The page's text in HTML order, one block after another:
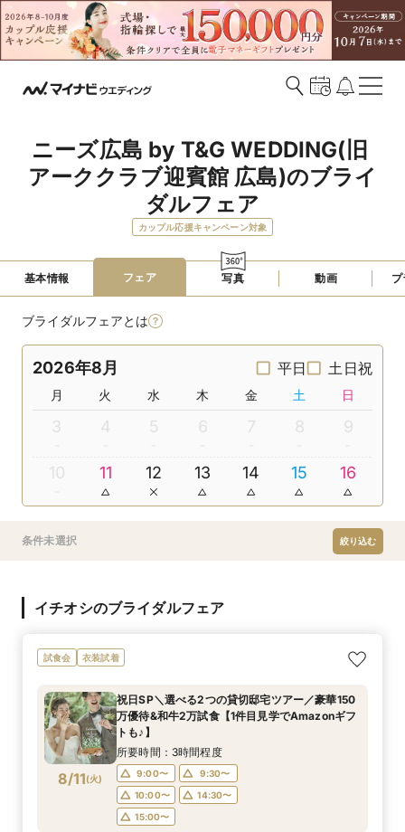
ニーズ広島 by T&G WEDDING(旧
アーククラブ迎賓館 広島)のブライ
ダルフェア
カップル応援キャンペーン対象
基本情報 フェア 写真 動画
ブライダルフェアとは
2026年8月 平日 土日祝
月 火 水 木 金 土 日
3 4 5 6 7 8 9
10 11 12 13 14 15 16
条件未選択 絞り込む
イチオシのブライダルフェア
試食会 衣装試着
8/11(火)
祝日SP＼選べる2つの貸切邸宅ツアー／豪華150
万優待&和牛2万試食【1件目見学でAmazonギフ
トも♪】
所要時間：3時間程度
9:00〜
9:30〜
10:00〜
14:30〜
15:00〜